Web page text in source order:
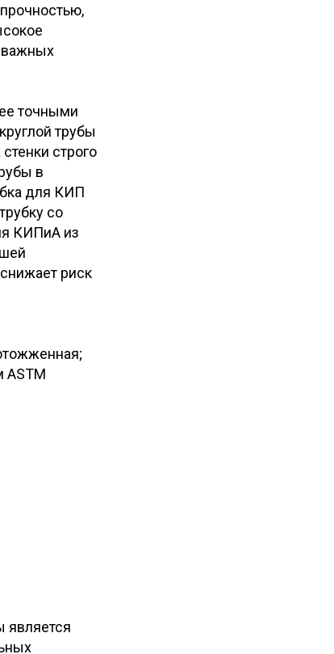
важных
точными
трубы
строго
в
для КИП
со
КИПиА из
риск
ASTM
является